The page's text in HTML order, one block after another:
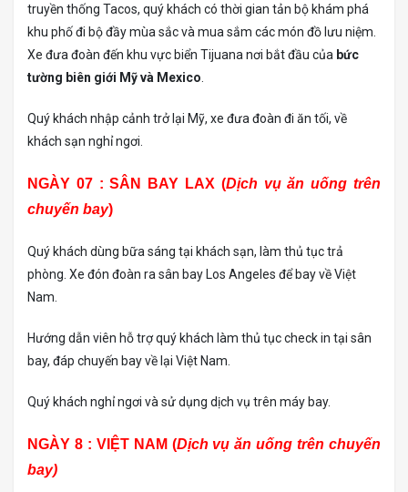
truyền thống Tacos, quý khách có thời gian tản bộ khám phá
khu phố đi bộ đầy mùa sắc và mua sắm các món đồ lưu niệm.
Xe đưa đoàn đến khu vực biển Tijuana nơi bắt đầu của bức
tường biên giới Mỹ và Mexico
Quý khách nhập cảnh trở lại Mỹ, xe đưa đoàn đi ăn tối, về
khách sạn nghỉ ngơi.
NGÀY 07 : SÂN BAY LAX (Dịch vụ ăn uống trên
chuyến bay)
Quý khách dùng bữa sáng tại khách sạn, làm thủ tục trả
phòng. Xe đón đoàn ra sân bay Los Angeles để bay về Việt
Nam.
Hướng dẫn viên hỗ trợ quý khách làm thủ tục check in tại sân
bay, đáp chuyến bay về lại Việt Nam.
Quý khách nghỉ ngơi và sử dụng dịch vụ trên máy bay.
NGÀY 8 : VIỆT NAM (Dịch vụ ăn uống trên chuyến
bay)